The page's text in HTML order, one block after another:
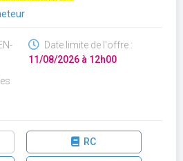
Date limite de l'offre :
11/08/2026 à 12h00
RC